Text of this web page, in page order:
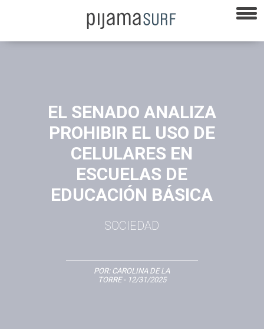
EL SENADO ANALIZA
PROHIBIR EL USO DE
CELULARES EN
ESCUELAS DE
EDUCACIÓN BÁSICA
SOCIEDAD
POR: CAROLINA DE LA
TORRE- 12/31/2025